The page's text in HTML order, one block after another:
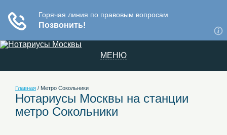
МЕНЮ
Главная / Метро Сокольники
Нотариусы Москвы на станции
метро Сокольники